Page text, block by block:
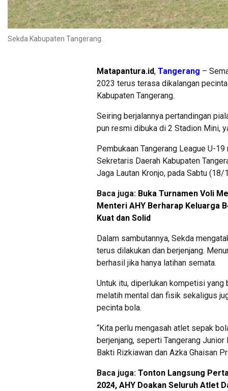
Sekda Kabupaten Tangerang.
Matapantura.id, Tangerang –
2023 terus terasa dikalangan
Kabupaten Tangerang.
Seiring berjalannya pertandingan
pun resmi dibuka di 2 Stadion Mini,
Pembukaan Tangerang League U-
Sekretaris Daerah Kabupaten
Jaga Lautan Kronjo, pada Sabtu
Baca juga: Buka Turnamen Voli
Menteri AHY Berharap Keluarga
Kuat dan Solid
Dalam sambutannya, Sekda
terus dilakukan dan berjenjang.
berhasil jika hanya latihan semata.
Untuk itu, diperlukan kompetisi yang
melatih mental dan fisik sekaligus
pecinta bola.
“Kita perlu mengasah atlet sepak
berjenjang, seperti Tangerang
Bakti Rizkiawan dan Azka Ghaisan
Baca juga: Tonton Langsung
2024, AHY Doakan Seluruh Atlet